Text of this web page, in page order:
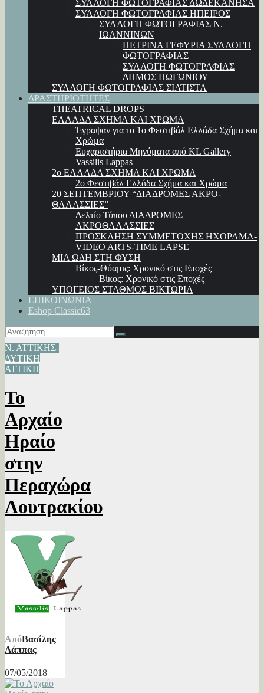
ΣΥΛΛΟΓΗ ΦΩΤΟΓΡΑΦΙΑΣ ΔΩΔΕΚΑΝΗΣΑ
ΣΥΛΛΟΓΗ ΦΩΤΟΓΡΑΦΙΑΣ ΗΠΕΙΡΟΣ
ΣΥΛΛΟΓΗ ΦΩΤΟΓΡΑΦΙΑΣ Ν.
ΙΩΑΝΝΙΝΩΝ
ΠΕΤΡΙΝΑ ΓΕΦΥΡΙΑ ΣΥΛΛΟΓΗ
ΦΩΤΟΓΡΑΦΙΑΣ
ΣΥΛΛΟΓΗ ΦΩΤΟΓΡΑΦΙΑΣ
ΔΗΜΟΣ ΠΩΓΩΝΙΟΥ
ΣΥΛΛΟΓΗ ΦΩΤΟΓΡΑΦΙΑΣ ΣΙΑΤΙΣΤΑ
ΔΡΑΣΤΗΡΙΟΤΗΤΕΣ
THEATRICAL DROPS
ΕΛΛΑΔΑ ΣΧΗΜΑ ΚΑΙ ΧΡΩΜΑ
Έγραψαν για το 1ο Φεστιβάλ Ελλάδα Σχήμα και
Χρώμα
Ευχαριστήρια Μηνύματα από KL Gallery
Vassilis Lappas
2ο ΕΛΛΑΔΑ ΣΧΗΜΑ ΚΑΙ ΧΡΩΜΑ
2ο Φεστιβάλ Ελλάδα Σχήμα και Χρώμα
20 ΣΕΠΤΕΜΒΡΙΟΥ “ΔΙΑΔΡΟΜΕΣ ΑΚΡΟ-
ΘΑΛΑΣΣΙΕΣ”
Δελτίο Τύπου ΔΙΑΔΡΟΜΕΣ
ΑΚΡΟΘΑΛΑΣΣΙΕΣ
ΠΡΟΣΚΛΗΣΗ ΣΥΜΜΕΤΟΧΗΣ ΗΧΟΡΑΜΑ-
VIDEO ARTS-TIME LAPSE
ΜΙΑ ΩΔΗ ΣΤΗ ΦΥΣΗ
Βίκος-Θύαμις: Χρονικό στις Εποχές
Βίκος: Χρονικό στις Εποχές
ΥΠΟΓΕΙΟΣ ΣΤΑΘΜΟΣ ΒΙΚΤΩΡΙΑ
ΕΠΙΚΟΙΝΩΝΙΑ
Eshop Classic63
Ν. ΑΤΤΙΚΗΣ-
ΔΥΤΙΚΗ
ΑΤΤΙΚΗ
Το
Αρχαίο
Ηραίο
στην
Περαχώρα
Λουτρακίου
ΑπόΒασίλης
Λάππας
07/05/2018